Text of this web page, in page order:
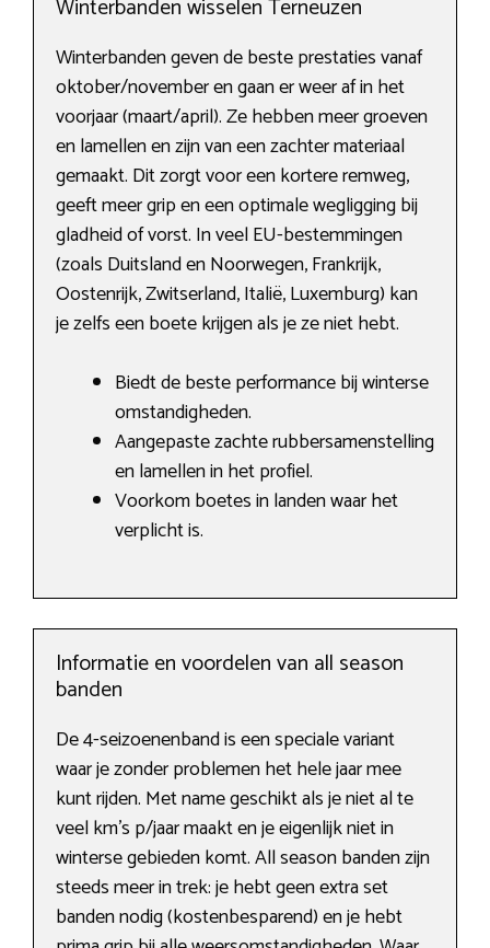
Winterbanden wisselen Terneuzen
Winterbanden geven de beste prestaties vanaf
oktober/november en gaan er weer af in het
voorjaar (maart/april). Ze hebben meer groeven
en lamellen en zijn van een zachter materiaal
gemaakt. Dit zorgt voor een kortere remweg,
geeft meer grip en een optimale wegligging bij
gladheid of vorst. In veel EU-bestemmingen
(zoals Duitsland en Noorwegen, Frankrijk,
Oostenrijk, Zwitserland, Italië, Luxemburg) kan
je zelfs een boete krijgen als je ze niet hebt.
Biedt de beste performance bij winterse
omstandigheden.
Aangepaste zachte rubbersamenstelling
en lamellen in het profiel.
Voorkom boetes in landen waar het
verplicht is.
Informatie en voordelen van all season
banden
De 4-seizoenenband is een speciale variant
waar je zonder problemen het hele jaar mee
kunt rijden. Met name geschikt als je niet al te
veel km’s p/jaar maakt en je eigenlijk niet in
winterse gebieden komt. All season banden zijn
steeds meer in trek: je hebt geen extra set
banden nodig (kostenbesparend) en je hebt